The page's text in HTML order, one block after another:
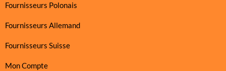
Fournisseurs Polonais
Fournisseurs Allemand
Fournisseurs Suisse
Mon Compte